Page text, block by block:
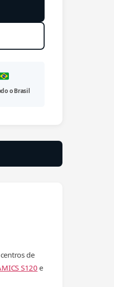
o Brasil
de
S120e